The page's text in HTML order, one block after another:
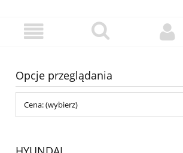
Opcje przeglądania
Cena: (wybierz)